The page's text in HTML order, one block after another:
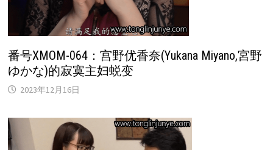
番号XMOM-064：宫野优香奈(Yukana Miyano,宮野
ゆかな)的寂寞主妇蜕变
2023年12月16日